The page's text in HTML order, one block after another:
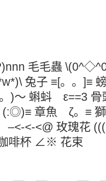
毛毛蟲
兔子 ≡[。。]≡
)～ 蝌蚪 ε==3
章魚 ζ。≡
<-<@ 玫瑰花
咖啡杯 ∠※ 花